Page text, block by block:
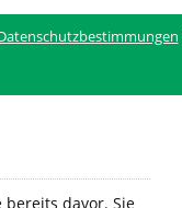
davor. Sie